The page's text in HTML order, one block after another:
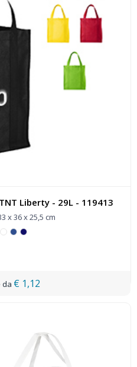
Liberty - 29L - 119413
x 36 x 25,5 cm
€ 1,12